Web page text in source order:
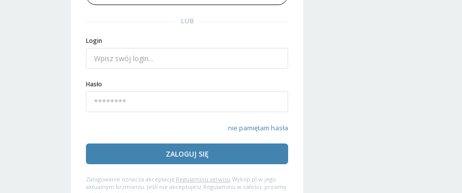
LUB
Login
Hasło
nie pamiętam hasła
ZALOGUJ SIĘ
Zalogowanie oznacza akceptację Regulaminu serwisu Wykop.pl w jego
aktualnym brzmieniu. Jeśli nie akceptujesz Regulaminu w całości, prosimy